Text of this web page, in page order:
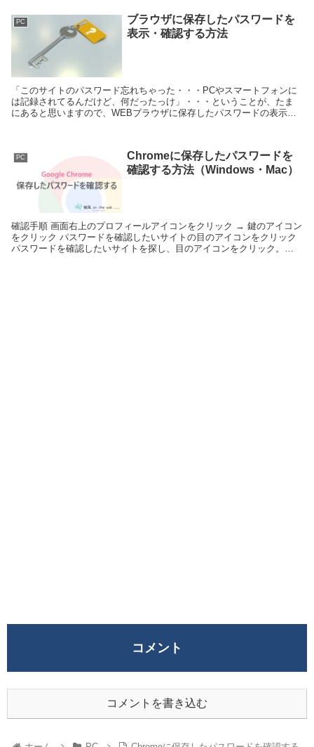
PC
ブラウザに保存したパスワードを
表示・確認する方法
「このサイトのパスワード忘れちゃった・・・PCやスマートフォンに
は記録されてるんだけど、何だったっけ」・・・ということが、たま
にあると思いますので、WEBブラウザに保存したパスワードの表示・
PC
Chromeに保存したパスワードを
確認する方法（Windows・Mac）
確認手順 画面右上のプロフィールアイコンをクリック → 鍵のアイコン
をクリック パスワードを確認したいサイトの目のアイコンをクリック
パスワードを確認したいサイトを探し、目のアイコンをクリック。サ
コメント
コメントを書き込む